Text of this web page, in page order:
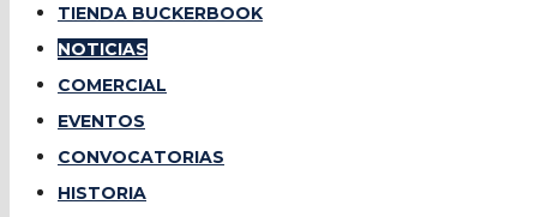
TIENDA BUCKERBOOK
NOTICIAS
COMERCIAL
EVENTOS
CONVOCATORIAS
HISTORIA